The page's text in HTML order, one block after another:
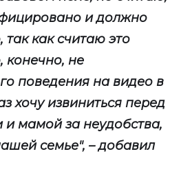
и должно
как считаю это
конечно, не
поведения на видео в
хочу извиниться перед
и мамой за неудобства,
семье", – добавил